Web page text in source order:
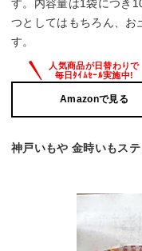
す。内容量は1袋につき
つとしてはもちろん、お
す。
Amazonで見る
神戸いもや 金時いもステ